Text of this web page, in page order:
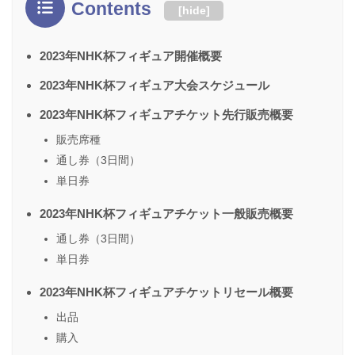
Contents [hide]
2023年NHK杯フィギュア開催概要
2023年NHK杯フィギュア大会スケジュール
2023年NHK杯フィギュアチケット先行販売概要
販売席種
通し券（3日間）
単日券
2023年NHK杯フィギュアチケット一般販売概要
通し券（3日間）
単日券
2023年NHK杯フィギュアチケットリセール概要
出品
購入